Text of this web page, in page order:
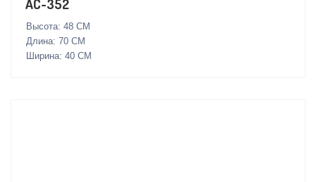
AC-352
Высота: 48 СМ
Длина: 70 СМ
Ширина: 40 СМ